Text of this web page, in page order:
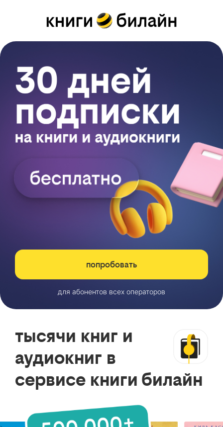
попробовать
для абонентов всех операторов
тысячи книг и
аудиокниг в
сервисе книги билайн